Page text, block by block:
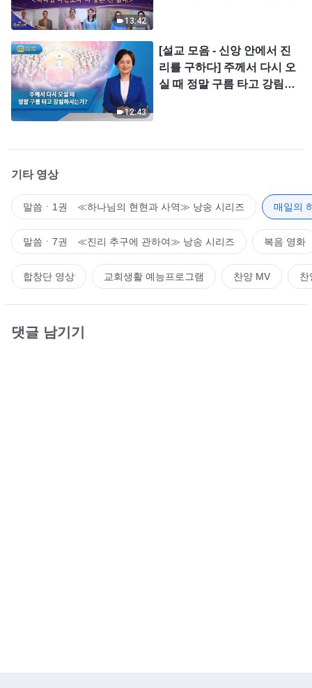
13:42
12:43
[설교 모음 - 신앙 안에서 진
리를 구하다] 주께서 다시 오
실 때 정말 구름 타고 강림하
기타 영상
말씀ㆍ1권 ≪하나님의 현현과 사역≫ 낭송 시리즈 매일의
말씀ㆍ7권 ≪진리 추구에 관하여≫ 낭송 시리즈 복음 영화
합창단 영상 교회생활 예능프로그램 찬양 MV 찬
댓글 남기기